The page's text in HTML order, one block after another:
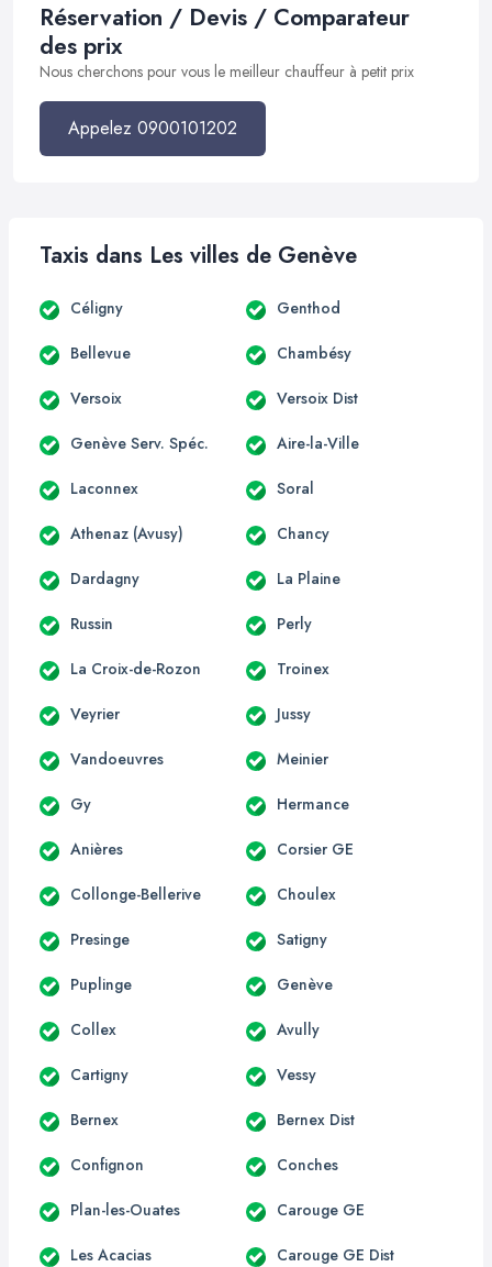
Réservation / Devis / Comparateur
des prix
Nous cherchons pour vous le meilleur chauffeur à petit prix
Appelez 0900101202
Taxis dans Les villes de Genève
Céligny Genthod
Bellevue Chambésy
Versoix Versoix Dist
Genève Serv. Spéc. Aire-la-Ville
Laconnex Soral
Athenaz (Avusy) Chancy
Dardagny La Plaine
Russin Perly
La Croix-de-Rozon Troinex
Veyrier Jussy
Vandoeuvres Meinier
Gy Hermance
Anières Corsier GE
Collonge-Bellerive Choulex
Presinge Satigny
Puplinge Genève
Collex Avully
Cartigny Vessy
Bernex Bernex Dist
Confignon Conches
Plan-les-Ouates Carouge GE
Les Acacias Carouge GE Dist